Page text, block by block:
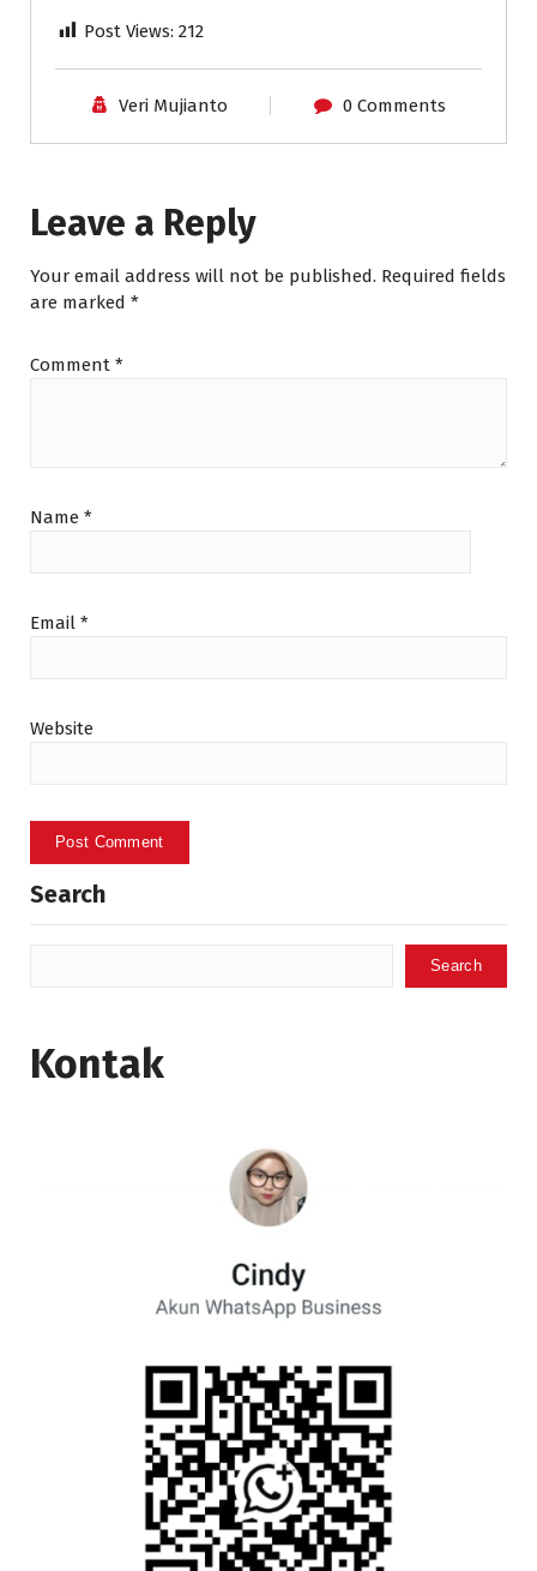
Post Views: 212
Veri Mujianto 0 Comments
Leave a Reply
Your email address will not be published. Required fields
are marked *
Comment *
Name *
Email *
Website
Search
Search
Kontak